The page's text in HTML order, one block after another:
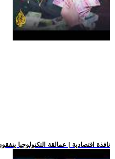
.. نافذة اقتصادية | عمالقة التكنولوجيا ينفقون 170 مليار